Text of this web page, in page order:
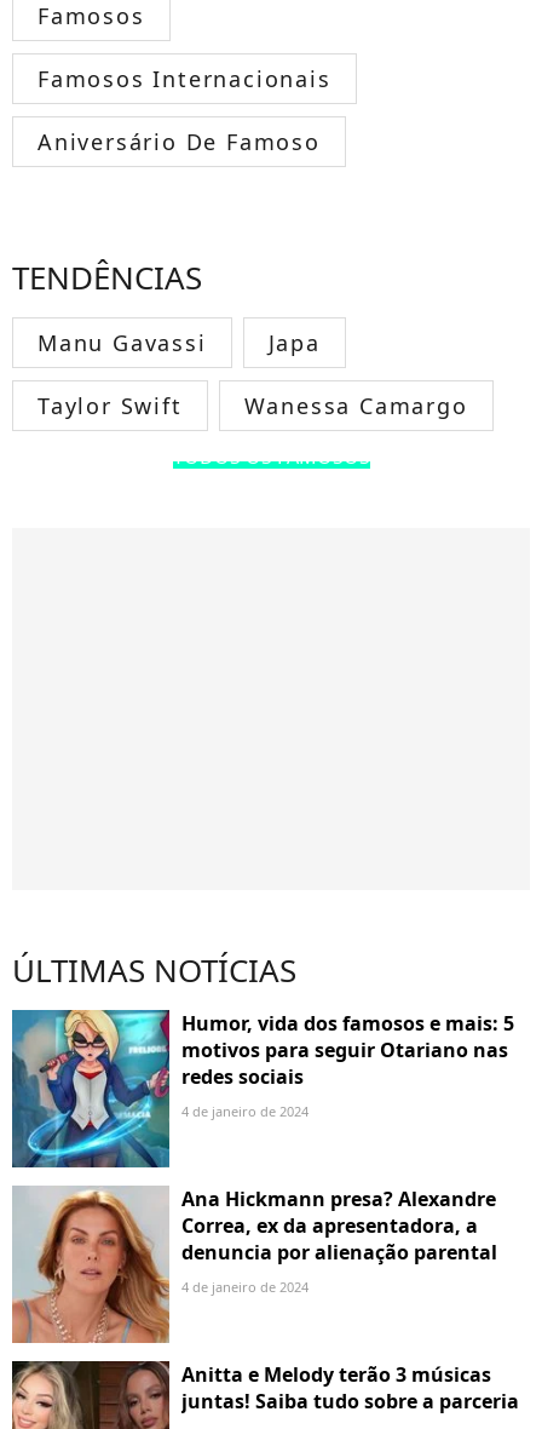
Famosos
Famosos Internacionais
Aniversário De Famoso
TENDÊNCIAS
Manu Gavassi Japa
Taylor Swift Wanessa Camargo
TODOS OS FAMOSOS
ÚLTIMAS NOTÍCIAS
Humor, vida dos famosos e mais: 5
motivos para seguir Otariano nas
redes sociais
4 de janeiro de 2024
Ana Hickmann presa? Alexandre
Correa, ex da apresentadora, a
denuncia por alienação parental
4 de janeiro de 2024
Anitta e Melody terão 3 músicas
juntas! Saiba tudo sobre a parceria